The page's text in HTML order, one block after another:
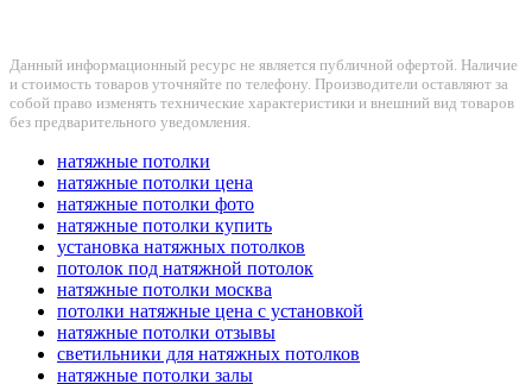
Данный информационный ресурс не является публичной офертой. Наличие
и стоимость товаров уточняйте по телефону. Производители оставляют за
собой право изменять технические характеристики и внешний вид товаров
без предварительного уведомления.
натяжные потолки
натяжные потолки цена
натяжные потолки фото
натяжные потолки купить
установка натяжных потолков
потолок под натяжной потолок
натяжные потолки москва
потолки натяжные цена с установкой
натяжные потолки отзывы
светильники для натяжных потолков
натяжные потолки залы